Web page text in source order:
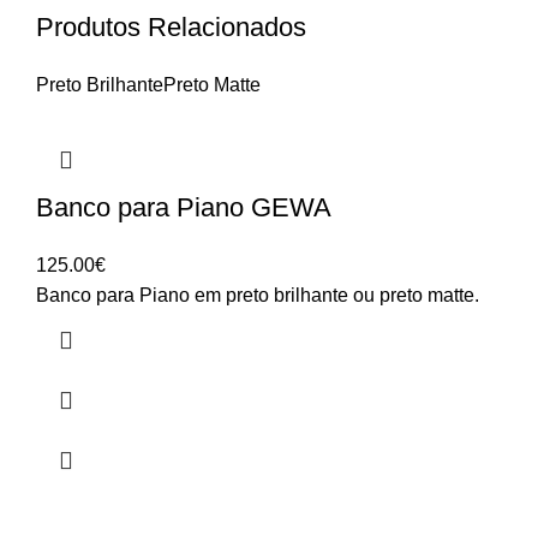
Produtos Relacionados
Preto BrilhantePreto Matte
Banco para Piano GEWA
125.00€
Banco para Piano em preto brilhante ou preto matte.